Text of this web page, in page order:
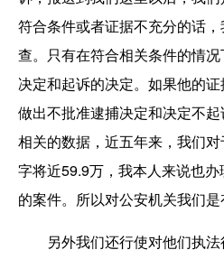
符合条件或者证据不充分的话
查。只有在符合相关条件的情
决定和起诉的决定。如果他的
做出不批准逮捕决定和决定不
相关的数据，近五年来，我们
字将近59.9万，我本人来说也
的案件。所以对公安机关我们是
另外我们还行使对他们执法